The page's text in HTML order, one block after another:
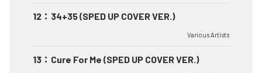
12 ： 34+35 (SPED UP COVER VER.)
Various Artists
13 ： Cure For Me (SPED UP COVER VER.)